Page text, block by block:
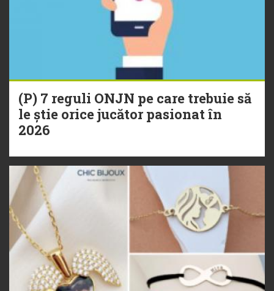
(P) 7 reguli ONJN pe care trebuie să
le știe orice jucător pasionat în
2026